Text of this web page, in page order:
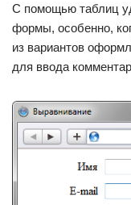
С помощью таблиц
формы, особенно,
из вариантов
для ввода